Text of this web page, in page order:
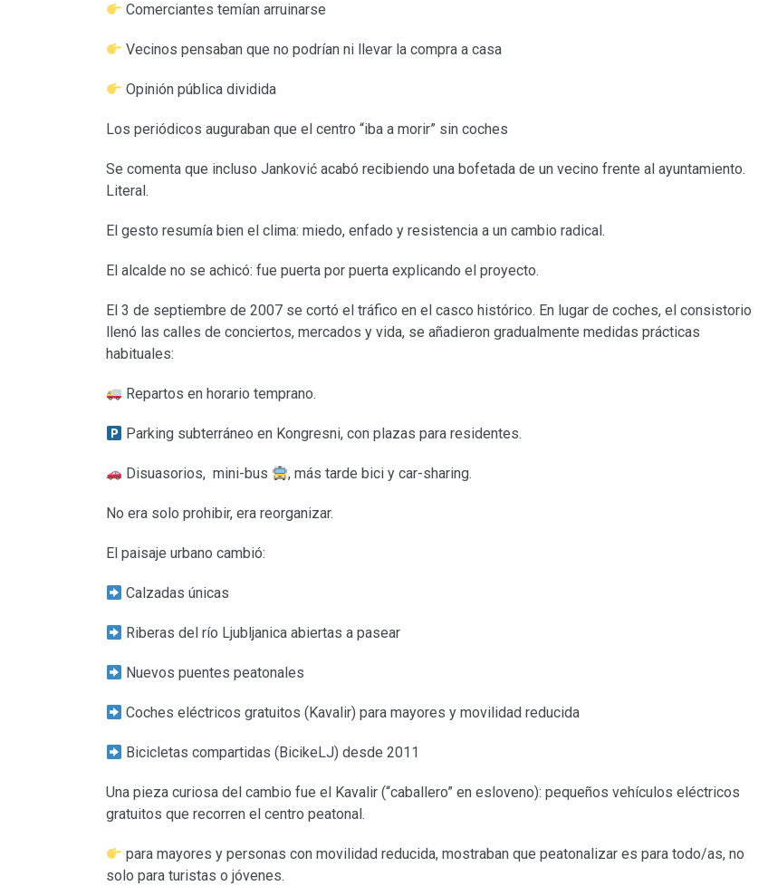
Comerciantes temían arruinarse
Vecinos pensaban que no podrían ni llevar la compra a casa
Opinión pública dividida
Los periódicos auguraban que el centro “iba a morir” sin coches
Se comenta que incluso Janković acabó recibiendo una bofetada de un vecino frente al ayuntamiento.
Literal.
El gesto resumía bien el clima: miedo, enfado y resistencia a un cambio radical.
El alcalde no se achicó: fue puerta por puerta explicando el proyecto.
El 3 de septiembre de 2007 se cortó el tráfico en el casco histórico. En lugar de coches, el consistorio
llenó las calles de conciertos, mercados y vida, se añadieron gradualmente medidas prácticas
habituales:
Repartos en horario temprano.
Parking subterráneo en Kongresni, con plazas para residentes.
Disuasorios, mini-bus , más tarde bici y car-sharing.
No era solo prohibir, era reorganizar.
El paisaje urbano cambió:
Calzadas únicas
Riberas del río Ljubljanica abiertas a pasear
Nuevos puentes peatonales
Coches eléctricos gratuitos (Kavalir) para mayores y movilidad reducida
Bicicletas compartidas (BicikeLJ) desde 2011
Una pieza curiosa del cambio fue el Kavalir (“caballero” en esloveno): pequeños vehículos eléctricos
gratuitos que recorren el centro peatonal.
para mayores y personas con movilidad reducida, mostraban que peatonalizar es para todo/as, no
solo para turistas o jóvenes.